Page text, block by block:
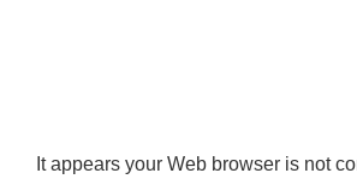
It appears your Web browser is not